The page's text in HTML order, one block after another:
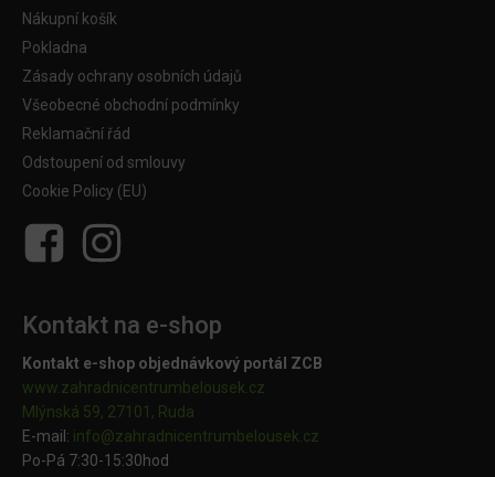
Nákupní košík
Pokladna
Zásady ochrany osobních údajů
Všeobecné obchodní podmínky
Reklamační řád
Odstoupení od smlouvy
Cookie Policy (EU)
Kontakt na e-shop
Kontakt e-shop objednávkový portál ZCB
www.zahradnicentrumbelousek.cz
Mlýnská 59, 27101, Ruda
E-mail: info@zahradnicentrumbelousek. cz
Po-Pá 7:30-15:30hod